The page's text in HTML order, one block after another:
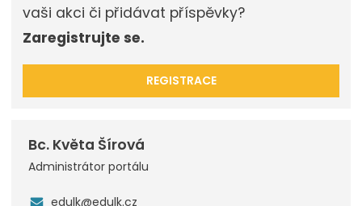
vaši akci či přidávat příspěvky?
Zaregistrujte se.
REGISTRACE
Bc. Květa Šírová
Administrátor portálu
edulk@edulk.cz